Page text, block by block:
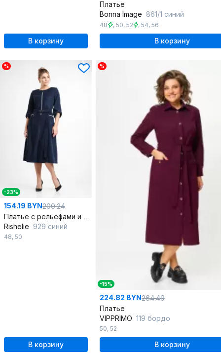
В корзину
Платье
Bonna Image 861/1 синий
48 , 50, 52 , 54, 56
В корзину
%
-23%
154.19 BYN200.24
Платье с рельефами и застежкой на молнию из вельвета
Rishelie 929 синий
48, 50
В корзину
%
-15%
224.82 BYN264.49
Платье
VIPPRIMO 119 бордо
50, 52
В корзину